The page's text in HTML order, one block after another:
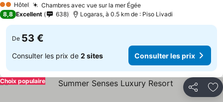
2 Étoiles
Hôtel Chambres avec vue sur la mer Égée
8,8 Excellent 638 Logaras, à 0.5 km de : Piso Livadi
De 53 €
Consulter les prix de 2 sites Consulter les prix
Partager
Choix populaire